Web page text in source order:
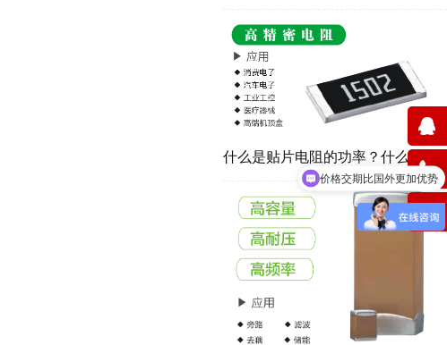
什么是贴片电阻的功率？什么影响
了电阻的功率？
可以完全代替进口品牌吗？
价格交期比国外更加优势